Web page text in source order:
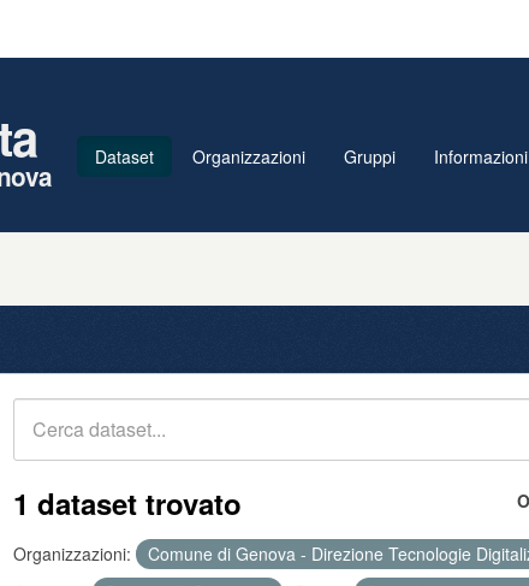
Dataset Organizzazioni Gruppi Informazioni
1 dataset trovato
Organizzazioni: Comune di Genova - Direzione Tecnologie